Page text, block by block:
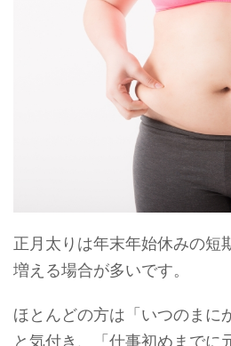
正月太りは年末年始休みの短
増える場合が多いです。
ほとんどの方は「いつのまに
と気付き、「仕事初めまでに